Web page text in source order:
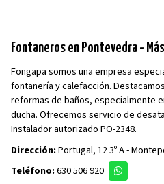
Fontaneros en Pontevedra -
Fongapa somos una empresa
fontanería y calefacción.
reformas de baños, especialmente
ducha. Ofrecemos servicio de
Instalador autorizado PO-2348.
Dirección:Portugal, 12 3º A -
Teléfono:630 506 920